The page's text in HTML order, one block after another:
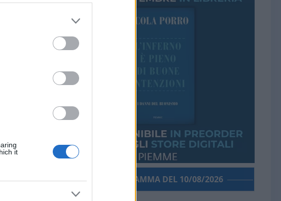
it
PORROGRAMMA DEL 10/08/2026